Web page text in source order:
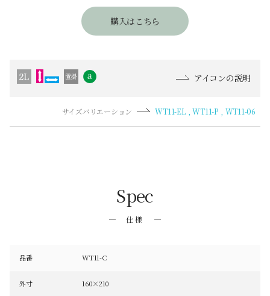
購入はこちら
アイコンの説明
サイズバリエーション WT11-EL WT11-P WT11-06
Spec
仕様
品番 WT11-C
外寸 160×210